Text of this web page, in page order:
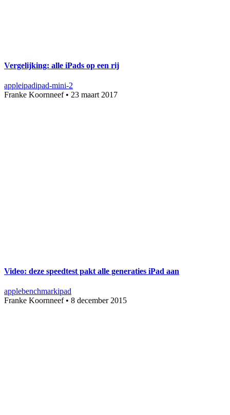
Vergelijking: alle iPads op een rij
appleipadipad-mini-2
Franke Koornneef• 23 maart 2017
Video: deze speedtest pakt alle generaties iPad aan
applebenchmarkipad
Franke Koornneef• 8 december 2015